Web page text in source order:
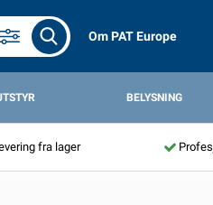
Om PAT Europe
BELYSNING
fra lager